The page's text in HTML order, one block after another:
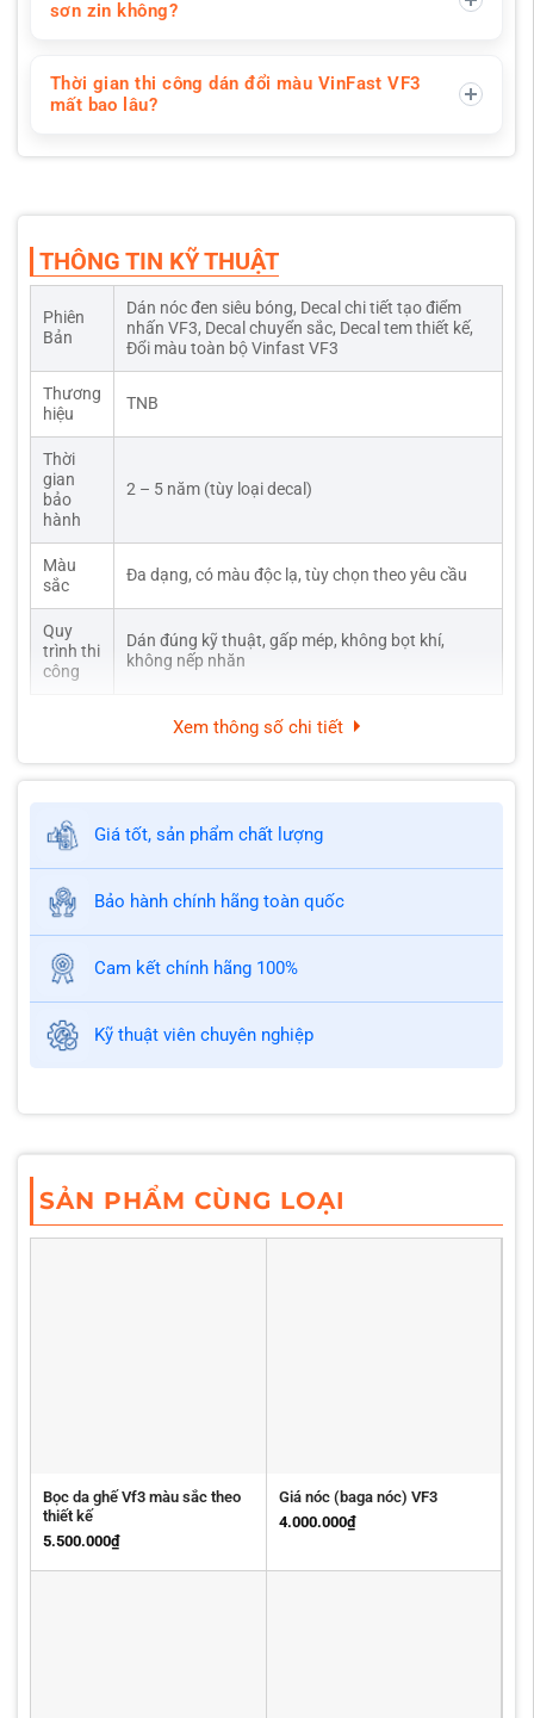
sơn zin không?
Thời gian thi công dán đổi màu VinFast VF3
mất bao lâu?
THÔNG TIN KỸ THUẬT
Phiên
Bản
Dán nóc đen siêu bóng, Decal chi tiết tạo điểm
nhấn VF3, Decal chuyển sắc, Decal tem thiết kế,
Đổi màu toàn bộ Vinfast VF3
Thương
hiệu
TNB
Thời
gian
bảo
hành
2 – 5 năm (tùy loại decal)
Màu
sắc
Đa dạng, có màu độc lạ, tùy chọn theo yêu cầu
Quy
trình thi
công
Dán đúng kỹ thuật, gấp mép, không bọt khí,
không nếp nhăn
Xem thông số chi tiết
Giá tốt, sản phẩm chất lượng
Bảo hành chính hãng toàn quốc
Cam kết chính hãng 100%
Kỹ thuật viên chuyên nghiệp
SẢN PHẨM CÙNG LOẠI
Bọc da ghế Vf3 màu sắc theo
thiết kế
5.500.000₫
Giá nóc (baga nóc) VF3
4.000.000₫